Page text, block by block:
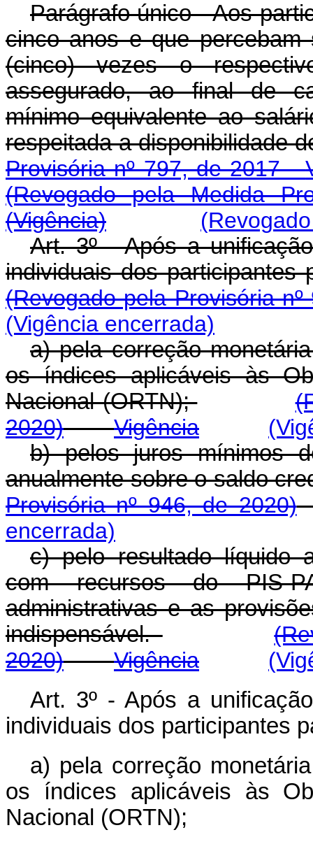
Parágrafo único - Aos
cinco anos e que
(cinco) vezes o
assegurado, ao final de
mínimo equivalente ao
respeitada a disponibilidade
Provisória nº 797, de 2017 -
(Revogado pela Medida
(Vigência)
Art. 3º - Após a
individuais dos participantes
(Revogado pela Provisória
(Vigência encerrada)
a) pela correção
os índices aplicáveis às
Nacional (ORTN);
2020)
Vigência (Vig
b) pelos juros mínimos
anualmente sobre o saldo
Provisória nº 946, de 2020)
encerrada)
c) pelo resultado líquido
com recursos do PIS-
administrativas e as
indispensável.
2020)
Vigência (Vig
Art. 3º - Após a
individuais dos participantes
a) pela correção
os índices aplicáveis às
Nacional (ORTN);